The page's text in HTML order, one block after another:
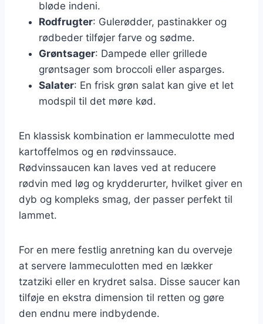
bløde indeni.
Rodfrugter: Gulerødder, pastinakker og
rødbeder tilføjer farve og sødme.
Grøntsager: Dampede eller grillede
grøntsager som broccoli eller asparges.
Salater: En frisk grøn salat kan give et let
modspil til det møre kød.
En klassisk kombination er lammeculotte med
kartoffelmos og en rødvinssauce.
Rødvinssaucen kan laves ved at reducere
rødvin med løg og krydderurter, hvilket giver en
dyb og kompleks smag, der passer perfekt til
lammet.
For en mere festlig anretning kan du overveje
at servere lammeculotten med en lækker
tzatziki eller en krydret salsa. Disse saucer kan
tilføje en ekstra dimension til retten og gøre
den endnu mere indbydende.